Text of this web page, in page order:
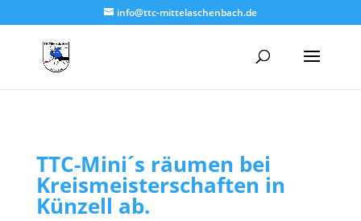
info@ttc-mittelaschenbach.de
TTC-Mini´s räumen bei
Kreismeisterschaften in
Künzell ab.